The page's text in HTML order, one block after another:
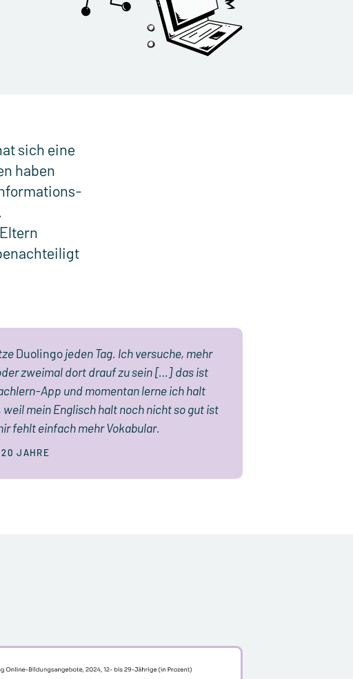
sich eine
haben
Duolingojeden Tag. Ich versuche, mehr
zweimal dort drauf zu sein […] das ist
App und momentan lerne ich halt
weil mein Englisch halt noch nicht so gut ist
fehlt einfach mehr Vokabular.
20 JAHRE